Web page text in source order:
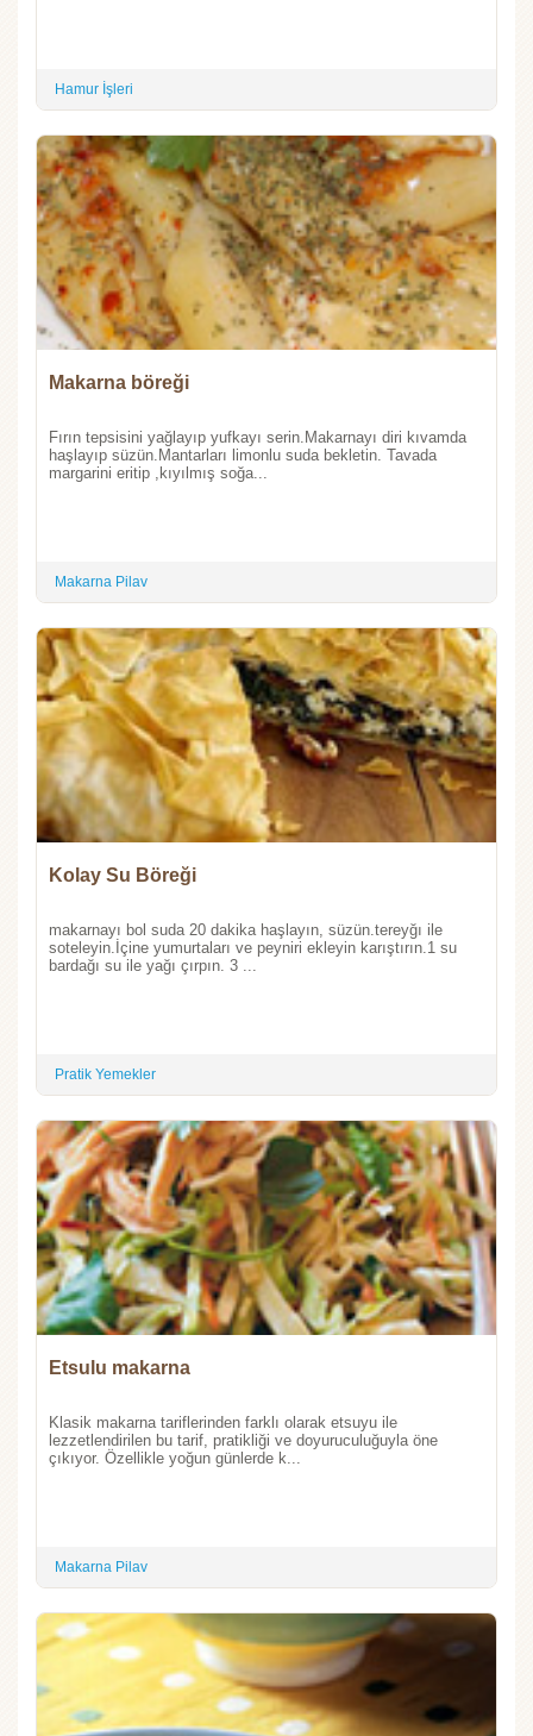
Hamur İşleri
Makarna böreği
Fırın tepsisini yağlayıp yufkayı serin.Makarnayı diri kıvamda
haşlayıp süzün.Mantarları limonlu suda bekletin. Tavada
margarini eritip ,kıyılmış soğa...
Makarna Pilav
Kolay Su Böreği
makarnayı bol suda 20 dakika haşlayın, süzün.tereyğı ile
soteleyin.İçine yumurtaları ve peyniri ekleyin karıştırın.1 su
bardağı su ile yağı çırpın. 3 ...
Pratik Yemekler
Etsulu makarna
Klasik makarna tariflerinden farklı olarak etsuyu ile
lezzetlendirilen bu tarif, pratikliği ve doyuruculuğuyla öne
çıkıyor. Özellikle yoğun günlerde k...
Makarna Pilav